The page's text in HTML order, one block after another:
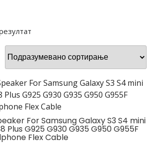
For Samsung Galaxy S3 S4 mini
Plus G925 G930 G935 G950 G955F
Flex Cable